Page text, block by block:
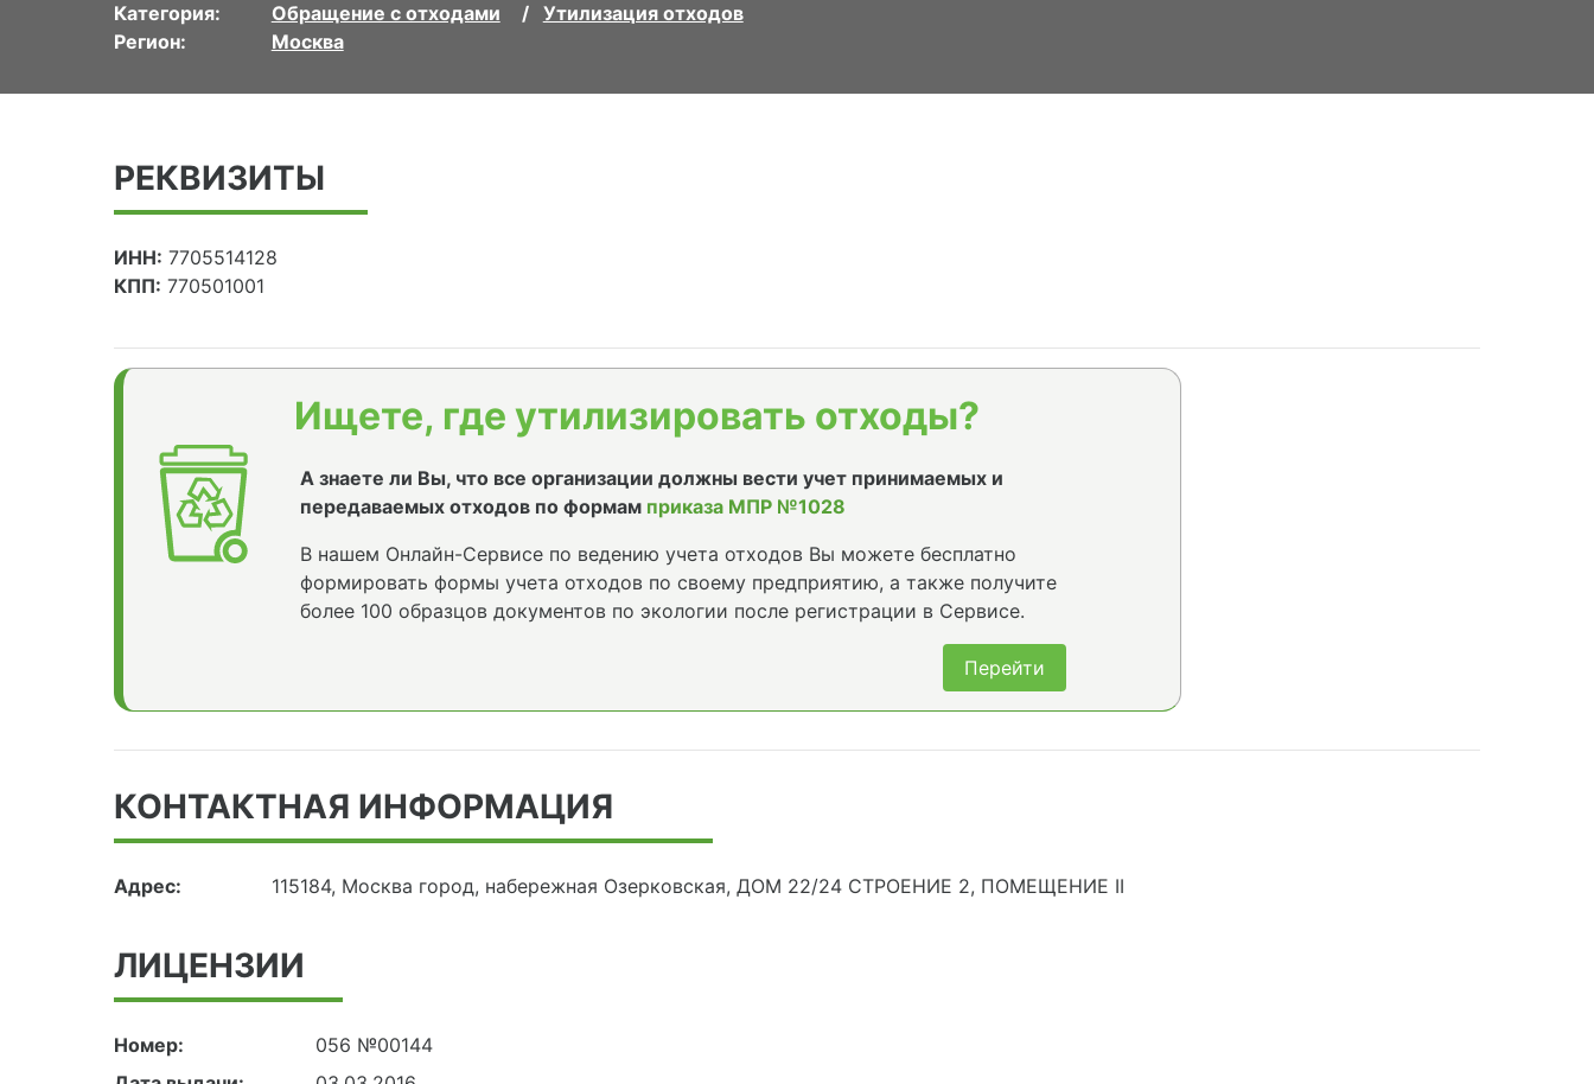
Категория: Обращение с отходами
Утилизация отходов
Регион:
Москва
РЕКВИЗИТЫ
ИНН: 7705514128
КПП: 770501001
Ищете, где утилизировать отходы?
А знаете ли Вы, что все организации должны вести учет принимаемых и
передаваемых отходов по формам приказа МПР №1028
В нашем Онлайн-Сервисе по ведению учета отходов Вы можете бесплатно
формировать формы учета отходов по своему предприятию, а также получите
более 100 образцов документов по экологии после регистрации в Сервисе.
Перейти
КОНТАКТНАЯ ИНФОРМАЦИЯ
Адрес: 115184, Москва город, набережная Озерковская, ДОМ 22/24 СТРОЕНИЕ 2, ПОМЕЩЕНИЕ II
ЛИЦЕНЗИИ
Номер:
056 №00144